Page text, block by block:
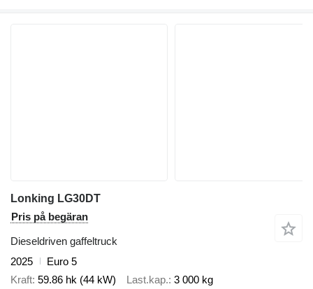
Lonking LG30DT
Pris på begäran
Dieseldriven gaffeltruck
2025
Euro 5
Kraft 59.86 hk (44 kW) Last.kap. 3 000 kg